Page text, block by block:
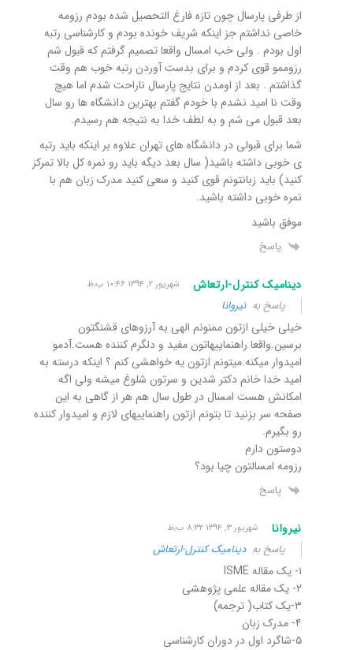
از طرفی پارسال چون تازه فارغ التحصیل شده بودم رزومه
خاصی نداشتم جز اینکه شریف خونده بودم و کارشناسی رتبه
اول بودم . ولی خب امسال واقعا تصمیم گرفتم که قبول شم
رزوممو قوی کردم و برای بدست آوردن رتبه خوب هم وقت
گذاشتم . بعد از اومدن نتایج پارسال ناراحت شدم اما هیچ
وقت نا امید نشدم با خودم گفتم بهترین دانشگاه ها رو سال
بعد قبول می شم و به لطف خدا به نتیجه هم رسیدم.
شما برای قبولی در دانشگاه های تهران علاوه بر اینکه باید رتبه
ی خوبی داشته باشید( سال بعد دیگه باید رو نمره کل بالا تمرکز
کنید) باید زبانتونم قوی کنید و سعی کنید مدرک زبان هم با
نمره خوبی داشته باشید.
موفق باشید
پاسخ
دینامیک کنترل-ارتعاش شهریور ۲, ۱۳۹۴ ۱۰:۴۶ ب٫ظ
پاسخ بهنیروانا
خیلی خیلی ازتون ممنونم الهی به آرزوهای قشنگتون
برسین.واقعا راهنماییهاتون مفید و دلگرم کننده هست.آدمو
امیدوار میکنه.میتونم ازتون یه خواهشی کنم ؟ اینکه درسته به
امید خدا خانم دکتر شدین و سرتون شلوغ میشه ولی اگه
امکانش هست امسال در طول سال هم هر از گاهی به این
صفحه سر بزنید تا بتونم ازتون راهنماییهای لازم و امیدوار کننده
رو بگیرم.
دوستون دارم
رزومه امسالتون چیا بود؟
پاسخ
نیروانا شهریور ۳, ۱۳۹۴ ۸:۳۲ ب٫ظ
پاسخ بهدینامیک کنترل-ارتعاش
۱- یک مقاله ISME
۲- یک مقاله علمی پژوهشی
۳-یک کتاب( ترجمه)
۴- مدرک زبان
۵-شاگرد اول در دوران کارشناسی